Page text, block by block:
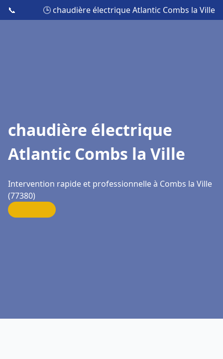
📞 🕒 chaudière électrique Atlantic Combs la Ville
chaudière électrique
Atlantic Combs la Ville
Intervention rapide et professionnelle à Combs la Ville
(77380)